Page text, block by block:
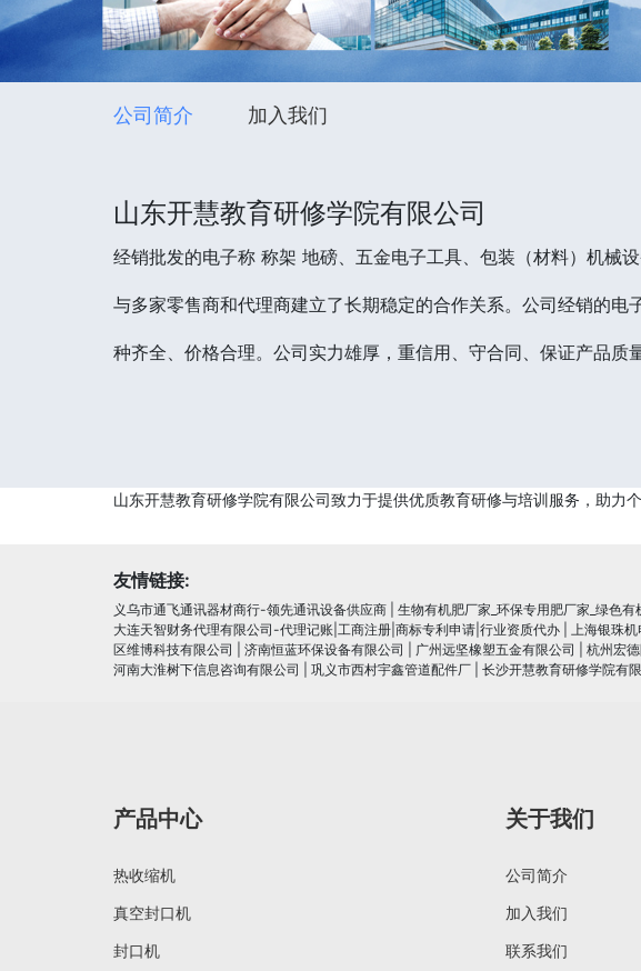
公司简介 加入我们
山东开慧教育研修学院有限公司
经销批发的电子称 称架 地磅、五金电子工具、包装（材料）机械
与多家零售商和代理商建立了长期稳定的合作关系。公司经销的
种齐全、价格合理。公司实力雄厚，重信用、守合同、保证产品质
山东开慧教育研修学院有限公司致力于提供优质教育研修与培训服务，助力
友情链接:
义乌市通飞通讯器材商行-领先通讯设备供应商 生物有机肥厂家_环保专用肥厂家_绿色
大连天智财务代理有限公司-代理记账|工商注册|商标专利申请|行业资质代办
上海银珠机
区维博科技有限公司
济南恒蓝环保设备有限公司 广州远坚橡塑五金有限公司 杭州宏
河南大淮树下信息咨询有限公司
巩义市西村宇鑫管道配件厂 长沙开慧教育研修学院有
产品中心
热收缩机
真空封口机
封口机
关于我们
公司简介
加入我们
联系我们